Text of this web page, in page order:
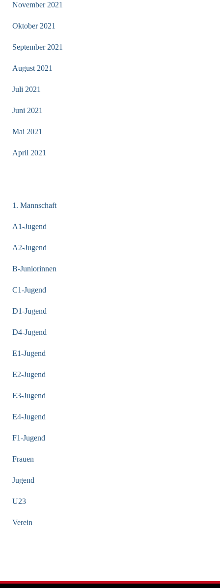
November 2021
Oktober 2021
September 2021
August 2021
Juli 2021
Juni 2021
Mai 2021
April 2021
1. Mannschaft
A1-Jugend
A2-Jugend
B-Juniorinnen
C1-Jugend
D1-Jugend
D4-Jugend
E1-Jugend
E2-Jugend
E3-Jugend
E4-Jugend
F1-Jugend
Frauen
Jugend
U23
Verein